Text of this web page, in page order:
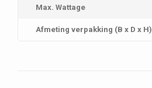
Max. Wattage
Afmeting verpakking (B x D x H)